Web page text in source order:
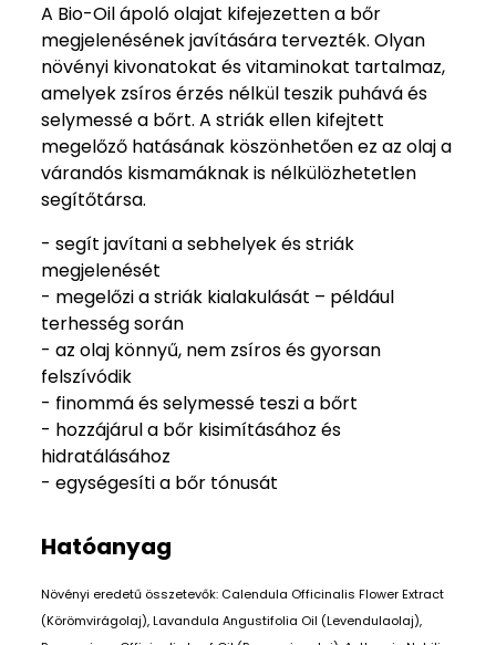
A Bio-Oil ápoló olajat kifejezetten a bőr
megjelenésének javítására tervezték. Olyan
növényi kivonatokat és vitaminokat tartalmaz,
amelyek zsíros érzés nélkül teszik puhává és
selymessé a bőrt. A striák ellen kifejtett
megelőző hatásának köszönhetően ez az olaj a
várandós kismamáknak is nélkülözhetetlen
segítőtársa.
- segít javítani a sebhelyek és striák
megjelenését
- megelőzi a striák kialakulását – például
terhesség során
- az olaj könnyű, nem zsíros és gyorsan
felszívódik
- finommá és selymessé teszi a bőrt
- hozzájárul a bőr kisimításához és
hidratálásához
- egységesíti a bőr tónusát
Hatóanyag
Növényi eredetű összetevők: Calendula Officinalis Flower Extract
(Körömvirágolaj), Lavandula Angustifolia Oil (Levendulaolaj),